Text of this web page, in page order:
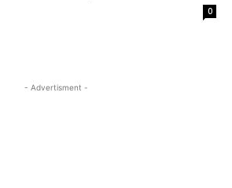
0
- Advertisment -